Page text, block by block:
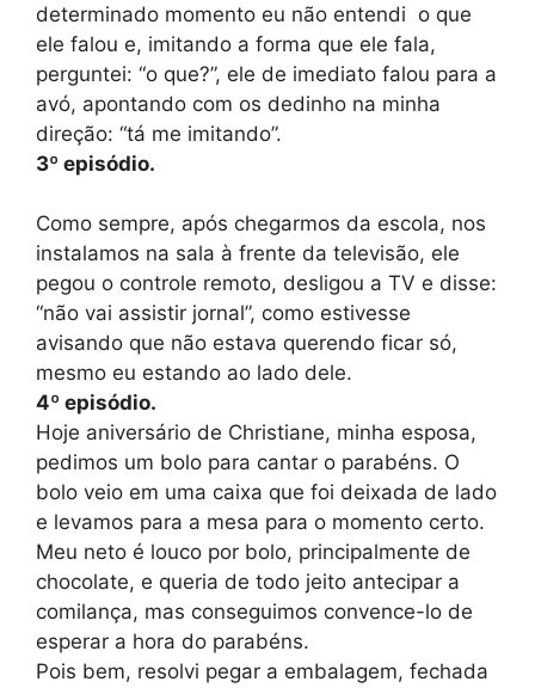
determinado momento eu não entendi o que
ele falou e, imitando a forma que ele fala,
perguntei: “o que?”, ele de imediato falou para a
avó, apontando com os dedinho na minha
direção: “tá me imitando”.
3º episódio.
Como sempre, após chegarmos da escola, nos
instalamos na sala à frente da televisão, ele
pegou o controle remoto, desligou a TV e disse:
“não vai assistir jornal”, como estivesse
avisando que não estava querendo ficar só,
mesmo eu estando ao lado dele.
4º episódio.
Hoje aniversário de Christiane, minha esposa,
pedimos um bolo para cantar o parabéns. O
bolo veio em uma caixa que foi deixada de lado
e levamos para a mesa para o momento certo.
Meu neto é louco por bolo, principalmente de
chocolate, e queria de todo jeito antecipar a
comilança, mas conseguimos convence-lo de
esperar a hora do parabéns.
Pois bem, resolvi pegar a embalagem, fechada